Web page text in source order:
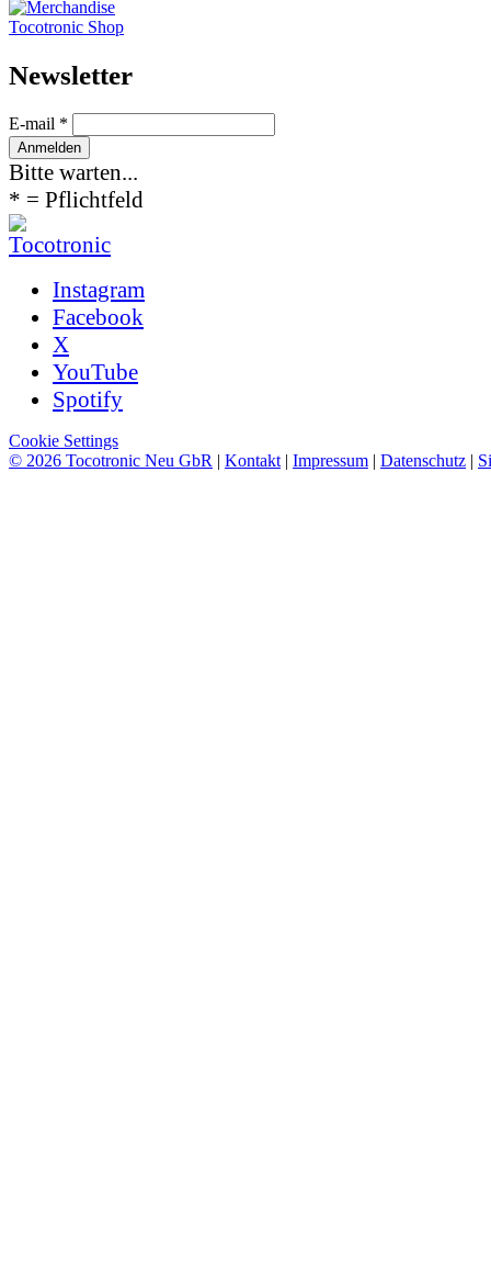
Tocotronic Shop
News­letter
E-mail *
Bitte warten...
* = Pflichtfeld
Instagram
Facebook
X
YouTube
Spotify
Cookie Settings
© 2026 Tocotronic Neu GbR | Kontakt | Impressum | Datenschutz |